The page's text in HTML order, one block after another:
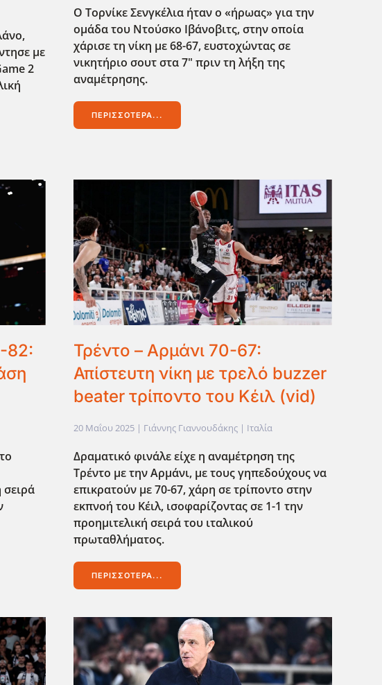
με
2
Ο Τορνίκε Σενγκέλια ήταν ο «ήρωας» για την
ομάδα του Ντούσκο Ιβάνοβιτς, στην οποία
χάρισε τη νίκη με 68-67, ευστοχώντας σε
νικητήριο σουτ στα 7" πριν τη λήξη της
αναμέτρησης.
ΠΕΡΙΣΣΌΤΕΡΑ...
82:
σειρά
Τρέντο – Αρμάνι 70-67:
Απίστευτη νίκη με τρελό buzzer
beater τρίποντο του Κέιλ (vid)
20 Μαΐου 2025| Γιάννης Γιαννουδάκης | Ιταλία
Δραματικό φινάλε είχε η αναμέτρηση της
Τρέντο με την Αρμάνι, με τους γηπεδούχους να
επικρατούν με 70-67, χάρη σε τρίποντο στην
εκπνοή του Κέιλ, ισοφαρίζοντας σε 1-1 την
προημιτελική σειρά του ιταλικού
πρωταθλήματος.
ΠΕΡΙΣΣΌΤΕΡΑ...